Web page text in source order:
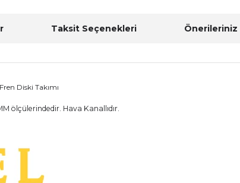
Taksit Seçenekleri Önerileriniz
Diski Takımı
ölçülerindedir. Hava Kanallıdır.